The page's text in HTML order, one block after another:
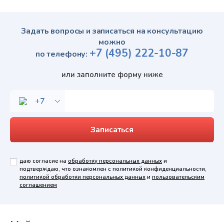
Задать вопросы и записаться на консультацию
можно
по телефону: +7 (495) 222-10-87
или заполните форму ниже
даю согласие на обработку персональных данных и
подтверждаю, что ознакомлен с политикой конфиденциальности,
политикой обработки персональных данных и пользовательским
соглашением